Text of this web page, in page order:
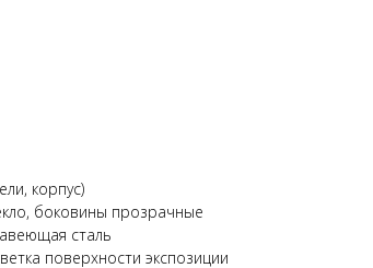
корпус)
боковины прозрачные
сталь
поверхности экспозиции